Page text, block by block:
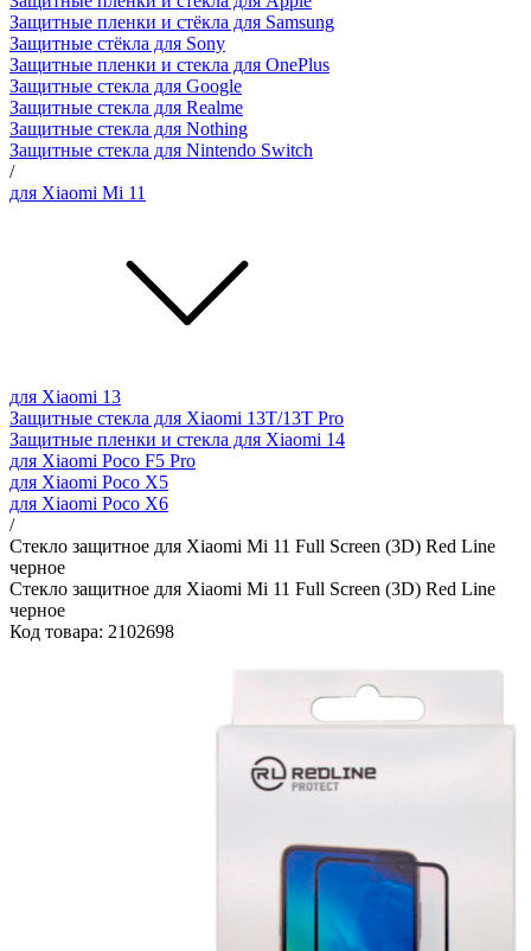
Защитные пленки и стёкла для Samsung
Защитные стёкла для Sony
Защитные пленки и стекла для OnePlus
Защитные стекла для Google
Защитные стекла для Realme
Защитные стекла для Nothing
Защитные стекла для Nintendo Switch
/
для Xiaomi Mi 11
для Xiaomi 13
Защитные стекла для Xiaomi 13T/13T Pro
Защитные пленки и стекла для Xiaomi 14
для Xiaomi Poco F5 Pro
для Xiaomi Poco X5
для Xiaomi Poco X6
/
Стекло защитное для Xiaomi Mi 11 Full Screen (3D) Red Line
черное
Стекло защитное для Xiaomi Mi 11 Full Screen (3D) Red Line
черное
Код товара: 2102698